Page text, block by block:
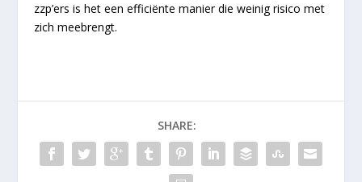
zzp’ers is het een efficiënte manier die weinig risico met
zich meebrengt.
SHARE: